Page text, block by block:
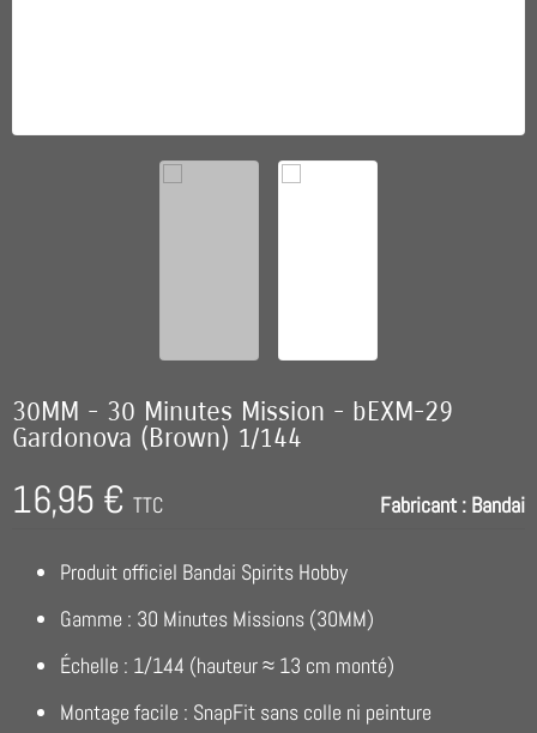
30MM - 30 Minutes Mission - bEXM-29
Gardonova (Brown) 1/144
Fabricant : Bandai
16,95 € TTC
Produit officiel Bandai Spirits Hobby
Gamme : 30 Minutes Missions (30MM)
Échelle : 1/144 (hauteur ≈ 13 cm monté)
Montage facile : SnapFit sans colle ni peinture